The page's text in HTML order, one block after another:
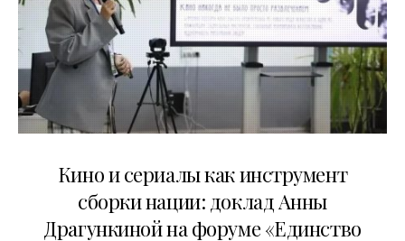
Кино и сериалы как инструмент
сборки нации: доклад Анны
Драгункиной на форуме «Единство